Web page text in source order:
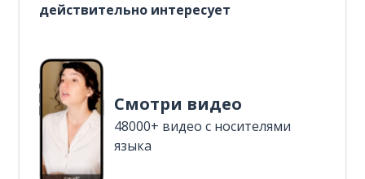
действительно интересует
Смотри видео
48000+ видео с носителями
языка